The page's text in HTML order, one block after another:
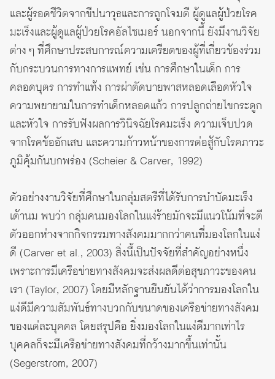
และผู้รอดชีวิตจากขีปนาวุธและการถูกโจมตี ผู้ดูแลผู้ป่วยโรค
มะเร็งและผู้ดูแลผู้ป่วยโรคอัลไซเมอร์ นอกจากนี้ ยังมีงานวิจัย
ต่าง ๆ ที่ศึกษาประสบการณ์ความเครียดของผู้ที่เกี่ยวข้องร่วม
กับกระบวนการทางการแพทย์ เช่น การศึกษาในเด็ก การ
คลอดบุตร การทำแท้ง การผ่าตัดบายพาสหลอดเลือดหัวใจ
ความพยายามในการทำเด็กหลอดแก้ว การปลูกถ่ายไขกระดูก
และหัวใจ การรับฟังผลการวินิจฉัยโรคมะเร็ง ความเจ็บปวด
จากโรคข้ออักเสบ และความก้าวหน้าของการต่อสู้กับโรคภาวะ
ภูมิคุ้มกันบกพร่อง (Scheier & Carver, 1992)
ตัวอย่างงานวิจัยที่ศึกษาในกลุ่มสตรีที่ได้รับการบำบัดมะเร็ง
เต้านม พบว่า กลุ่มคนมองโลกในแง่ร้ายมักจะมีแนวโน้มที่จะตี
ตัวออกห่างจากกิจกรรมทางสังคมมากกว่าคนที่มองโลกในแง่
ดี (Carver et al., 2003) สิ่งนี้เป็นปัจจัยที่สำคัญอย่างหนึ่ง
เพราะการมีเครือข่ายทางสังคมจะส่งผลดีต่อสุขภาวะของคน
เรา (Taylor, 2007) โดยมีหลักฐานยืนยันได้ว่าการมองโลกใน
แง่ดีมีความสัมพันธ์ทางบวกกับขนาดของเครือข่ายทางสังคม
ของแต่ละบุคคล โดยสรุปคือ ยิ่งมองโลกในแง่ดีมากเท่าไร
บุคคลก็จะมีเครือข่ายทางสังคมที่กว้างมากขึ้นเท่านั้น
(Segerstrom, 2007)